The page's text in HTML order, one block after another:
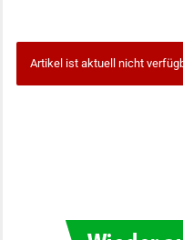
Artikel ist aktuell nicht